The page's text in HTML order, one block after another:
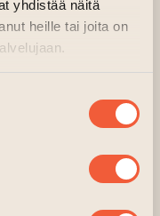
yhdistää näitä
heille tai joita on
mutta
ovat